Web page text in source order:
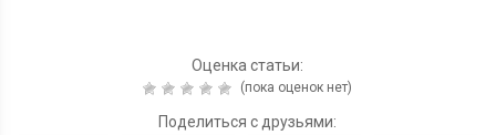
Оценка статьи:
(пока оценок нет)
Поделиться с друзьями: